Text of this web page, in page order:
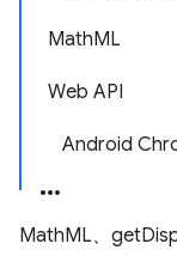
MathML
Web API
Android
MathML、